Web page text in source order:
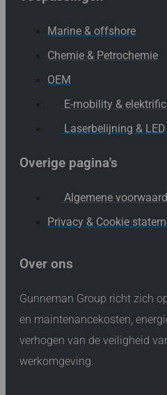
Marine & offshore
Chemie & Petrochemie
OEM
E-mobility &
Laserbelijning &
Overige pagina's
Algemene
Privacy & Cookie
Over ons
Gunneman Group richt zich
en maintenancekosten,
verhogen van de veiligheid
werkomgeving.